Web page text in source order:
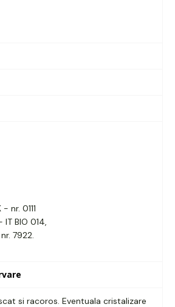
UE
nr. 0111
BIO 014,
7922.
si racoros. Eventuala cristalizare